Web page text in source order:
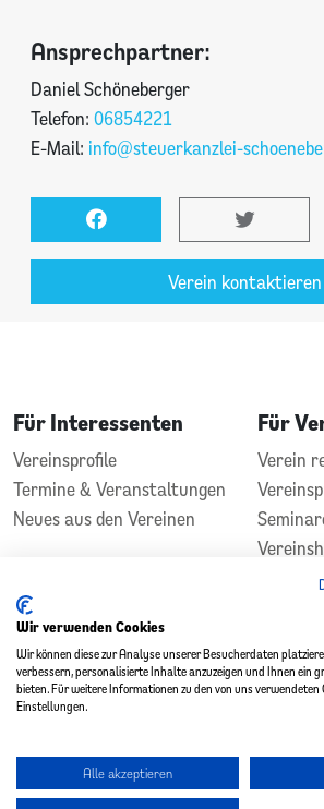
Ansprechpartner:
Daniel Schöneberger
Telefon: 06854221
E-Mail: info@steuerkanzlei-
Verein kontaktieren
Für Interessenten
Vereinsprofile
Termine & Veranstaltungen
Neues aus den Vereinen
Für
Verein
Kontakt
In Zusammenarbeit
Copyright 2026 - Vereinsplatz St. Wendel
Wir verwenden Cookies
Wir können diese zur Analyse unserer Besucherdaten
verbessern, personalisierte Inhalte anzuzeigen und Ihnen ein
bieten. Für weitere Informationen zu den von uns verwendeten
Einstellungen.
Alle akzeptieren